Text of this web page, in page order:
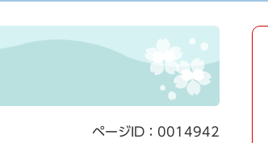
ページID：0014942